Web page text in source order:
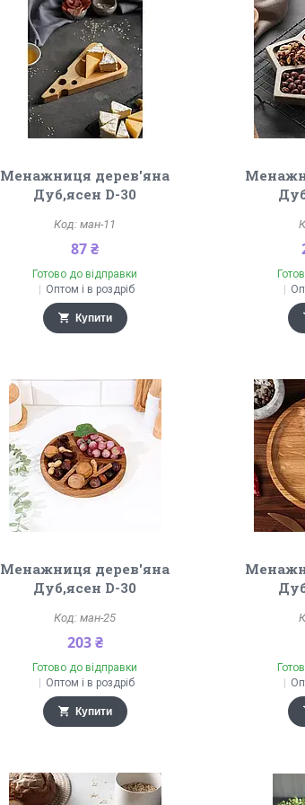
Менажниця дерев'яна
Дуб,ясен D-30
ман-11
87 ₴
Готово до відправки
Оптом і в роздріб
Купити
Менажниця дерев'яна
Дуб,ясен D-30
ман-25
203 ₴
Готово до відправки
Оптом і в роздріб
Купити